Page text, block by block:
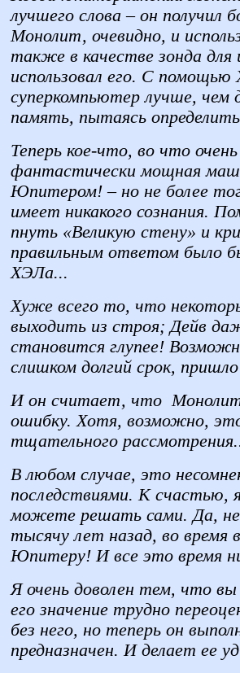
лучшего слова – он получил
Монолит, очевидно, и
также в качестве зонда
использовал его. С
суперкомпьютер лучше, чем
память, пытаясь определить
Теперь кое-что, во что
фантастически мощная
Юпитером! – но не более
имеет никакого сознания.
пнуть «Великую стену» и
правильным ответом было
ХЭЛа...
Хуже всего то, что
выходить из строя; Дейв
становится глупее!
слишком долгий срок,
И он считает, что Монолит
ошибку. Хотя, возможно,
тщательного
В любом случае, это
последствиями. К счастью,
можете решать сами. Да,
тысячу лет назад, во время
Юпитеру! И все это время
Я очень доволен тем, что
его значение трудно
без него, но теперь он
предназначен. И делает ее